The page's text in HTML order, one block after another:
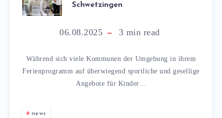
Schwetzingen
06.08.2025 3 min read
Während sich viele Kommunen der Umgebung in ihrem
Ferienprogramm auf überwiegend sportliche und gesellige
Angebote für Kinder…
news